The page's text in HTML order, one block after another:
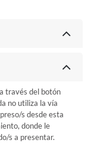
través del botón
no utiliza la vía
s desde esta
donde le
s a presentar.